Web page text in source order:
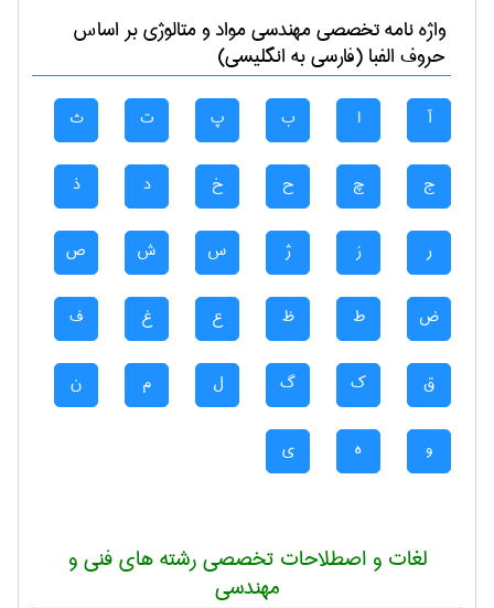
واژه نامه تخصصیمهندسی مواد و متالوژیبر اساس
حروف الفبا (فارسی به انگلیسی)
آ ا ب پ ت ث
ج چ ح خ د ذ
ر ز ژ س ش ص
ض ط ظ ع غ ف
ق ک گ ل م ن
و ه ی
لغات و اصطلاحات تخصصی رشته های فنی و
مهندسی